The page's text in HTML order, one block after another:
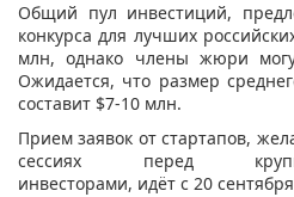
Общий пул инвестиций,
конкурса для лучших
млн, однако члены жюри
Ожидается, что размер
составит $7-10 млн.
Прием заявок от стартапов,
сессиях перед
инвесторами, идёт с 20